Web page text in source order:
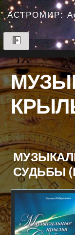
Перейти
до
вмісту
АСТРОМИР:
СУДЬБЫ